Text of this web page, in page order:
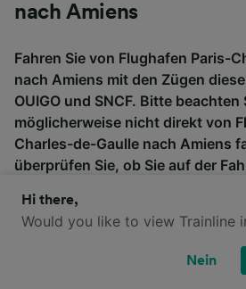
nach Amiens
Fahren Sie von Flughafen Paris-
nach Amiens mit den Zügen
OUIGO und SNCF. Bitte
möglicherweise nicht direkt von
Charles-de-Gaulle nach Amiens
überprüfen Sie, ob Sie auf der
OUIGO
Hi there,
Would you like to view Trainline
Nein